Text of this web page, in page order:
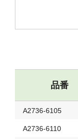
品番
A2736-6105
A2736-6110